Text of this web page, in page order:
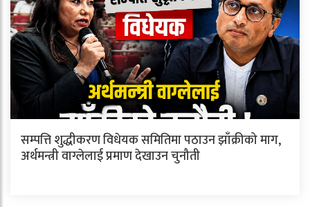
सम्पत्ति शुद्धीकरण विधेयक समितिमा पठाउन झाँक्रीको माग,
अर्थमन्त्री वाग्लेलाई प्रमाण देखाउन चुनौती